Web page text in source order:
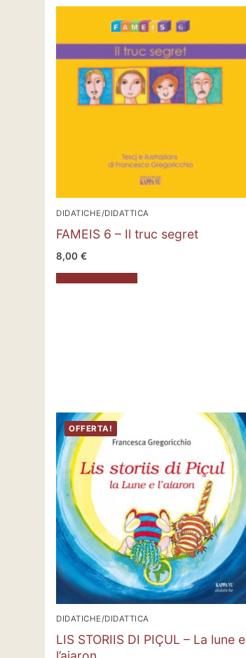
DIDATICHE/DIDATTICA
FAMEIS 6 – Il truc segret
8,00 €
OFFERTA!
DIDATICHE/DIDATTICA
LIS STORIIS DI PIÇUL – La lune e